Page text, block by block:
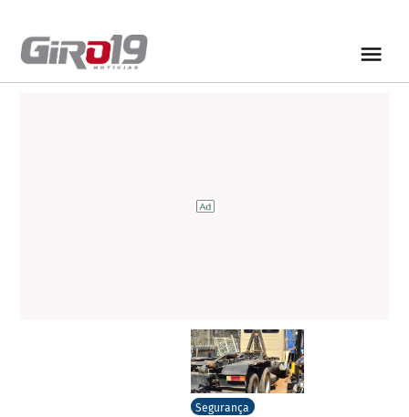
Segurança